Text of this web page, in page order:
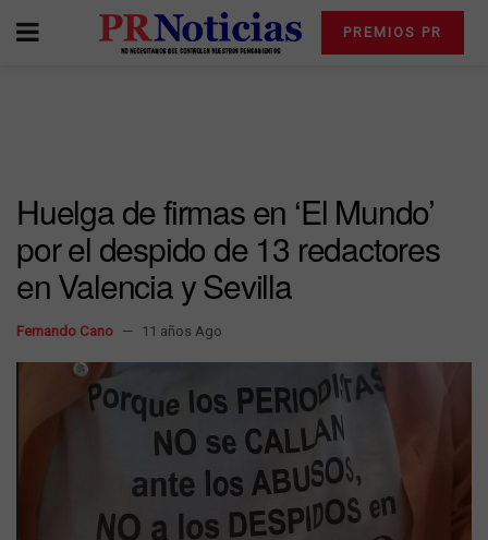
PREMIOS PR
Huelga de firmas en ‘El Mundo’
por el despido de 13 redactores
en Valencia y Sevilla
Fernando Cano 11 años Ago